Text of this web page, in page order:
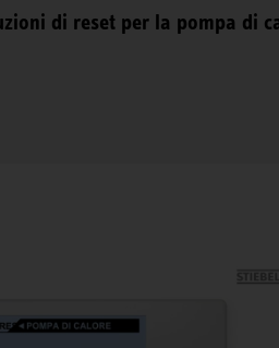
di reset per la pompa di